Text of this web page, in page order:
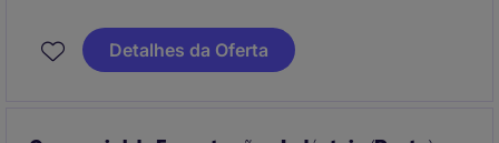
Detalhes da Oferta